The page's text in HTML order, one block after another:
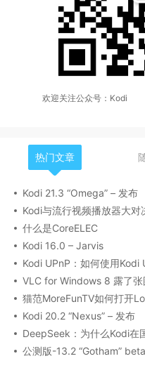
欢迎关注公众号：Kodi
热门文章
Kodi 21.3 “Omega” – 发布
Kodi与流行视频播放器大对
什么是CoreELEC
Kodi 16.0 – Jarvis
Kodi UPnP：如何使用Kodi
VLC for Windows 8 露了
猫范MoreFunTV如何打开
Kodi 20.2 “Nexus” – 发布
DeepSeek：为什么Kodi在
公测版-13.2 “Gotham”